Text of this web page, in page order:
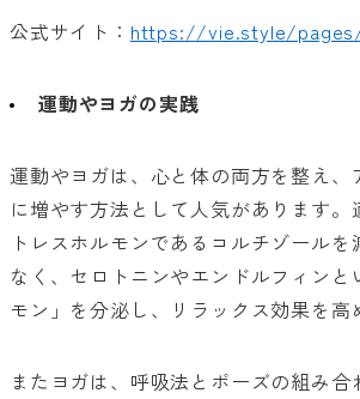
公式サイト： https://vie.style/
運動やヨガの実践
運動やヨガは、心と体の両方を整え、
に増やす方法として人気があります。
トレスホルモンであるコルチゾール
なく、セロトニンやエンドルフィンと
モン」を分泌し、リラックス効果を高
またヨガは、呼吸法とポーズの組み合